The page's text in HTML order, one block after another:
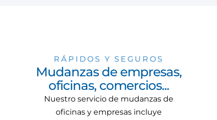
RÁPIDOS Y SEGUROS
Mudanzas de empresas,
oficinas, comercios...
Nuestro servicio de mudanzas de
oficinas y empresas incluye